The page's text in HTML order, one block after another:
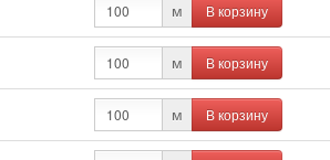
м В корзину
м В корзину
м В корзину